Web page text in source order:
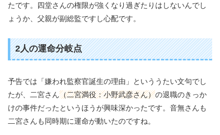
たです。四堂さんの権限が強くなり過ぎたりはしないんでし
ょうか、父親が副総監ですし心配です。
2人の運命分岐点
予告では「嫌われ監察官誕生の理由」といううたい文句でし
たが、二宮さん（二宮満役：小野武彦さん）の退職のきっか
けの事件だったというほうが興味深かったです。音無さんも
二宮さんも同時期に運命が動いたのですね。